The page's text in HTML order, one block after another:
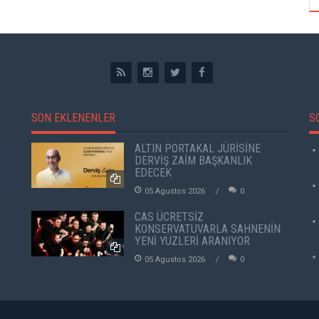
SON EKLENENLER
ALTIN PORTAKAL JÜRİSİNE
DERVİŞ ZAİM BAŞKANLIK
EDECEK
05 Agustos 2026 0
CAS ÜCRETSİZ
KONSERVATUVARLA SAHNENİN
YENİ YÜZLERİ ARANIYOR
05 Agustos 2026 0